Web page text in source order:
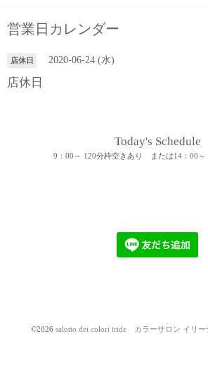
営業日カレンダー
店休日 2020-06-24 (水)
店休日
Today's Schedule
9：00～ 120分枠空きあり または14：00～
©2026 salotto dei colori iride カラーサロン イリー